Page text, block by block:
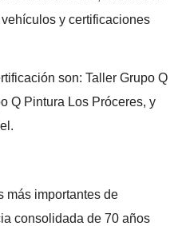
y certificaciones
son: Taller Grupo Q
Q Pintura Los Próceres, y
más importantes de
consolidada de 70 años